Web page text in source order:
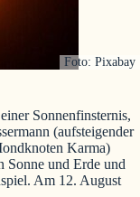
Foto: Pixabay
Sonnenfinsternis,
(aufsteigender
Karma)
Sonne und Erde und
Am 12. August